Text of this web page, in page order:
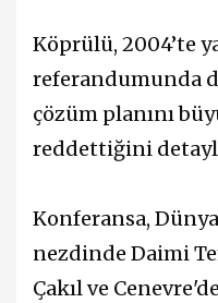
Köprülü, 2004’te
referandumunda
çözüm planını
reddettiğini
Konferansa,
nezdinde Daimi
Çakıl ve